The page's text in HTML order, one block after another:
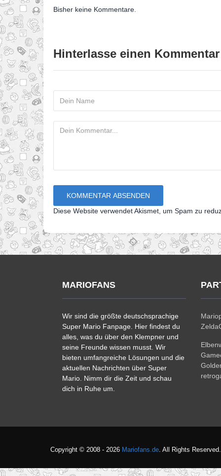
Bisher keine Kommentare.
Hinterlasse einen Kommentar
Diese Website verwendet Akismet, um Spam zu
MARIOFANS
Wir sind die größte deutschsprachige
Super Mario Fanpage. Hier findest du
alles, was du über den Klempner und
seine Freunde wissen musst. Wir
bieten umfangreiche Lösungen und die
aktuellen Nachrichten über Super
Mario. Nimm dir die Zeit und schau
dich in Ruhe um.
Copyright © 2008 - 2026 Mariofans.de. All Rights